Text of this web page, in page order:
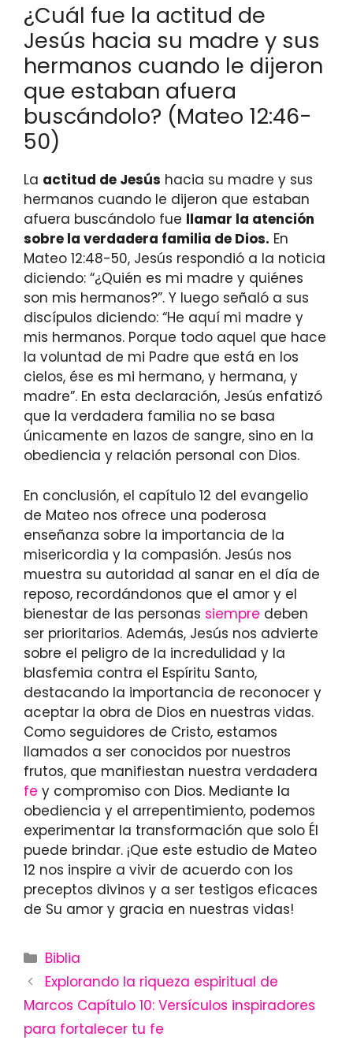
¿Cuál fue la actitud de
Jesús hacia su madre y sus
hermanos cuando le dijeron
que estaban afuera
buscándolo? (Mateo 12:46-
50)
La actitud de Jesús hacia su madre y sus
hermanos cuando le dijeron que estaban
afuera buscándolo fue llamar la atención
sobre la verdadera familia de Dios. En
Mateo 12:48-50, Jesús respondió a la noticia
diciendo: “¿Quién es mi madre y quiénes
son mis hermanos?”. Y luego señaló a sus
discípulos diciendo: “He aquí mi madre y
mis hermanos. Porque todo aquel que hace
la voluntad de mi Padre que está en los
cielos, ése es mi hermano, y hermana, y
madre”. En esta declaración, Jesús enfatizó
que la verdadera familia no se basa
únicamente en lazos de sangre, sino en la
obediencia y relación personal con Dios.
En conclusión, el capítulo 12 del evangelio
de Mateo nos ofrece una poderosa
enseñanza sobre la importancia de la
misericordia y la compasión. Jesús nos
muestra su autoridad al sanar en el día de
reposo, recordándonos que el amor y el
bienestar de las personas siempre deben
ser prioritarios. Además, Jesús nos advierte
sobre el peligro de la incredulidad y la
blasfemia contra el Espíritu Santo,
destacando la importancia de reconocer y
aceptar la obra de Dios en nuestras vidas.
Como seguidores de Cristo, estamos
llamados a ser conocidos por nuestros
frutos, que manifiestan nuestra verdadera
fe y compromiso con Dios. Mediante la
obediencia y el arrepentimiento, podemos
experimentar la transformación que solo Él
puede brindar. ¡Que este estudio de Mateo
12 nos inspire a vivir de acuerdo con los
preceptos divinos y a ser testigos eficaces
de Su amor y gracia en nuestras vidas!
Categories
Biblia
Explorando la riqueza espiritual de
Marcos Capítulo 10: Versículos inspiradores
para fortalecer tu fe